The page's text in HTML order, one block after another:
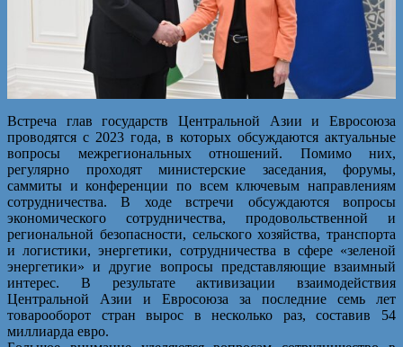
Встреча глав государств Центральной Азии и Евросоюза
проводятся с 2023 года, в которых обсуждаются актуальные
вопросы межрегиональных отношений. Помимо них,
регулярно проходят министерские заседания, форумы,
саммиты и конференции по всем ключевым направлениям
сотрудничества. В ходе встречи обсуждаются вопросы
экономического сотрудничества, продовольственной и
региональной безопасности, сельского хозяйства, транспорта
и логистики, энергетики, сотрудничества в сфере «зеленой
энергетики» и другие вопросы представляющие взаимный
интерес. В результате активизации взаимодействия
Центральной Азии и Евросоюза за последние семь лет
товарооборот стран вырос в несколько раз, составив 54
миллиарда евро.